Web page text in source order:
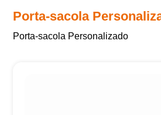
Porta-sacola
Porta-sacola Personalizado
Iniciar